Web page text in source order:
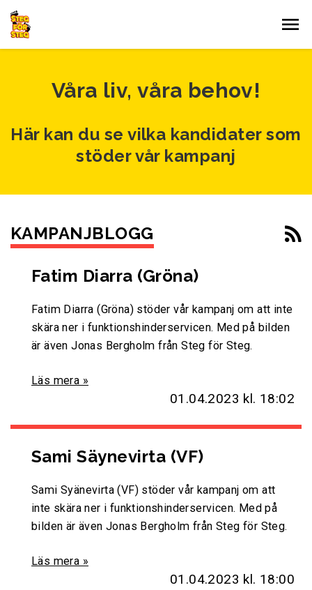
Gå till innehållet
Våra liv, våra behov!
Här kan du se vilka kandidater som
stöder vår kampanj
KAMPANJBLOGG
Fatim Diarra (Gröna)
Fatim Diarra (Gröna) stöder vår kampanj om att inte
skära ner i funktionshinderservicen. Med på bilden
är även Jonas Bergholm från Steg för Steg.
Läs mera »
01.04.2023 kl. 18:02
Sami Säynevirta (VF)
Sami Syänevirta (VF) stöder vår kampanj om att
inte skära ner i funktionshinderservicen. Med på
bilden är även Jonas Bergholm från Steg för Steg.
Läs mera »
01.04.2023 kl. 18:00